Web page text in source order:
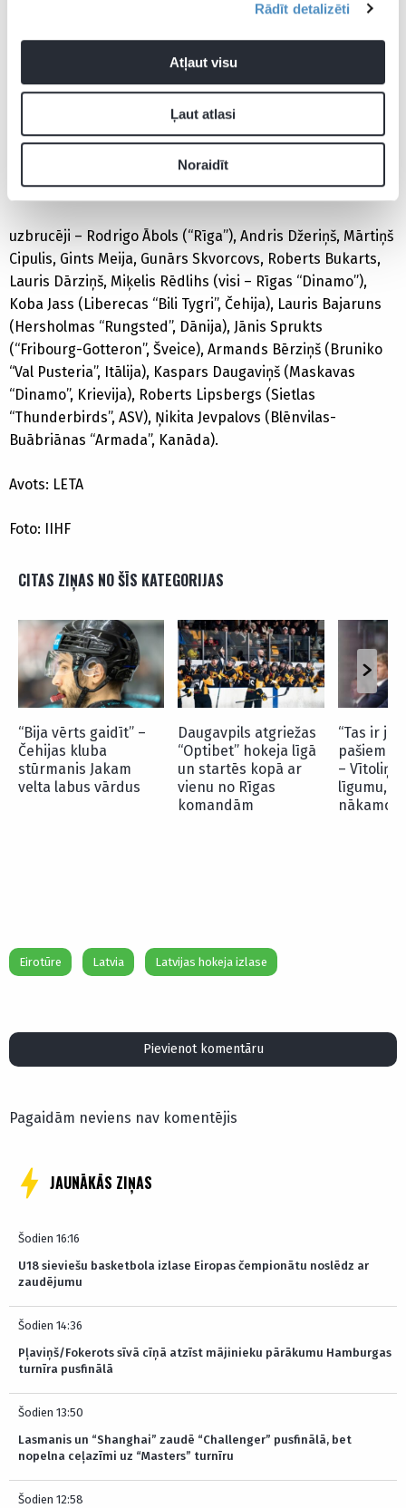
Rādīt detalizēti
Atļaut visu
Ļaut atlasi
Noraidīt
Elvis Merzļikins (“Lugano”, Šveice), Edgars Masaļskis
aizsargi – Kristaps Sotnieks, Oskars Cibuļskis, Krišjānis
Čehija), Maksims Širokovs (Martiņī “Red Ice”, Šveice), Jānis
Andersons (Trenčīnas “Dukla”, Slovākija), Guntis Galviņš
(Bolcāno “Foxes”, Itālija), Ēriks Ševčenko (Karagandas
“Sariarka”, Kazahstāna);
uzbrucēji – Rodrigo Ābols (“Rīga”), Andris Džeriņš, Mārtiņš
Cipulis, Gints Meija, Gunārs Skvorcovs, Roberts Bukarts,
Lauris Dārziņš, Miķelis Rēdlihs (visi – Rīgas “Dinamo”),
Koba Jass (Liberecas “Bili Tygri”, Čehija), Lauris Bajaruns
(Hersholmas “Rungsted”, Dānija), Jānis Sprukts
(“Fribourg-Gotteron”, Šveice), Armands Bērziņš (Bruniko
“Val Pusteria”, Itālija), Kaspars Daugaviņš (Maskavas
“Dinamo”, Krievija), Roberts Lipsbergs (Sietlas
“Thunderbirds”, ASV), Ņikita Jevpalovs (Blēnvilas-
Buābriānas “Armada”, Kanāda).
Avots: LETA
Foto: IIHF
CITAS ZIŅAS NO ŠĪS KATEGORIJAS
“Bija vērts gaidīt” –
Čehijas kluba
stūrmanis Jakam
velta labus vārdus
Daugavpils atgriežas
“Optibet” hokeja līgā
un startēs kopā ar
vienu no Rīgas
komandām
“Tas ir
pašiem
– Vītoliņš
līgumu,
nākamo
Eirotūre Latvia Latvijas hokeja izlase
Pievienot komentāru
Pagaidām neviens nav komentējis
JAUNĀKĀS ZIŅAS
Šodien 16:16
U18 sieviešu basketbola izlase Eiropas čempionātu noslēdz ar
zaudējumu
Šodien 14:36
Pļaviņš/Fokerots sīvā cīņā atzīst mājinieku pārākumu Hamburgas
turnīra pusfinālā
Šodien 13:50
Lasmanis un “Shanghai” zaudē “Challenger” pusfinālā, bet
nopelna ceļazīmi uz “Masters” turnīru
Šodien 12:58